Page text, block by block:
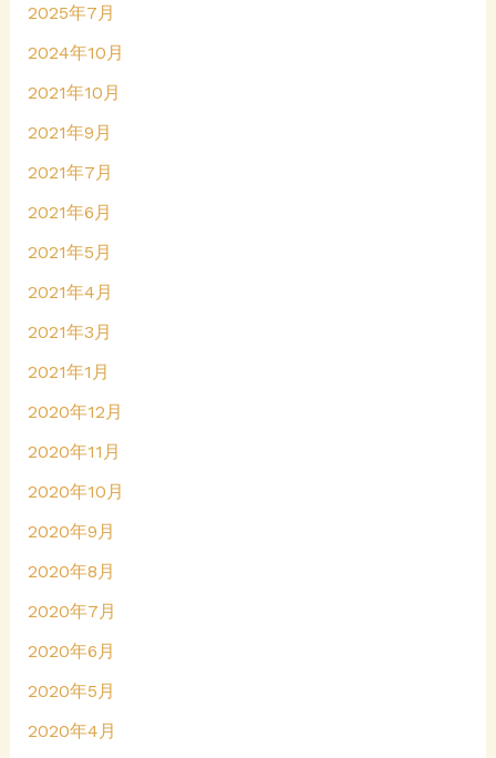
2025年7月
2024年10月
2021年10月
2021年9月
2021年7月
2021年6月
2021年5月
2021年4月
2021年3月
2021年1月
2020年12月
2020年11月
2020年10月
2020年9月
2020年8月
2020年7月
2020年6月
2020年5月
2020年4月